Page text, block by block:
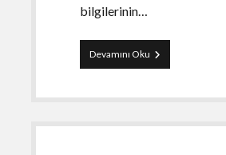
bilgilerinin…
Devamını Oku E
Ticaret
Nasil